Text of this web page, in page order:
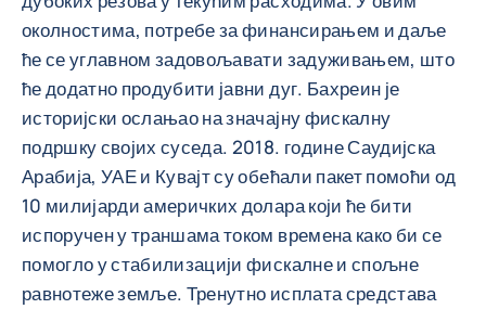
околностима, потребе за финансирањем и даље
ће се углавном задовољавати задуживањем, што
ће додатно продубити јавни дуг. Бахреин је
историјски ослањао на значајну фискалну
подршку својих суседа. 2018. године Саудијска
Арабија, УАЕ и Кувајт су обећали пакет помоћи од
10 милијарди америчких долара који ће бити
испоручен у траншама током времена како би се
помогло у стабилизацији фискалне и спољне
равнотеже земље. Тренутно исплата средстава